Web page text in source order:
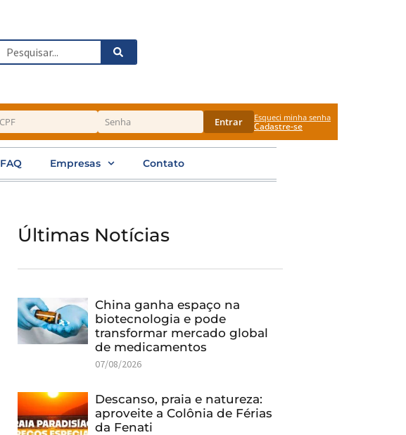
Search
Entrar Esqueci minha senha
Cadastre-se
FAQ Empresas Contato
Últimas Notícias
China ganha espaço na
biotecnologia e pode
transformar mercado global
de medicamentos
07/08/2026
Descanso, praia e natureza:
aproveite a Colônia de Férias
da Fenati